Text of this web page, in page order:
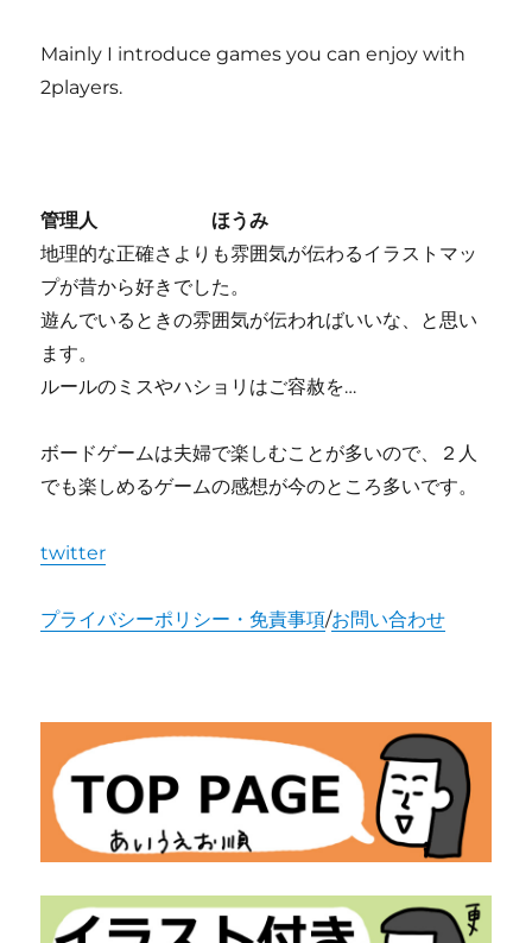
Mainly I introduce games you can enjoy with
2players.
管理人 ほうみ
地理的な正確さよりも雰囲気が伝わるイラストマッ
プが昔から好きでした。
遊んでいるときの雰囲気が伝わればいいな、と思い
ます。
ルールのミスやハショリはご容赦を…
ボードゲームは夫婦で楽しむことが多いので、２人
でも楽しめるゲームの感想が今のところ多いです。
twitter
プライバシーポリシー・免責事項/お問い合わせ